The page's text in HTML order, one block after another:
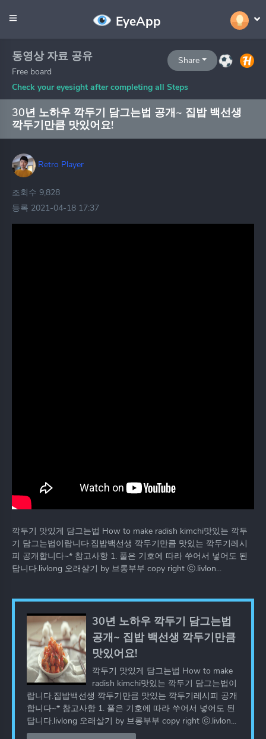
EyeApp
Share
동영상 자료 공유
Free board
Check your eyesight after completing all Steps
30년 노하우 깍두기 담그는법 공개~ 집밥 백선생
깍두기만큼 맛있어요!
Retro Player
조회수 9,828
등록 2021-04-18 17:37
깍두기 맛있게 담그는법 How to make radish kimchi맛있는 깍두
기 담그는법이랍니다.집밥백선생 깍두기만큼 맛있는 깍두기레시
피 공개합니다~* 참고사항 1. 풀은 기호에 따라 쑤어서 넣어도 된
답니다.livlong 오래살기 by 브롱부부 copy right ⓒ.livlon...
30년 노하우 깍두기 담그는법
공개~ 집밥 백선생 깍두기만큼
맛있어요!
깍두기 맛있게 담그는법 How to make
radish kimchi맛있는 깍두기 담그는법이
랍니다.집밥백선생 깍두기만큼 맛있는 깍두기레시피 공개
합니다~* 참고사항 1. 풀은 기호에 따라 쑤어서 넣어도 된
답니다.livlong 오래살기 by 브롱부부 copy right ⓒ.livlon...